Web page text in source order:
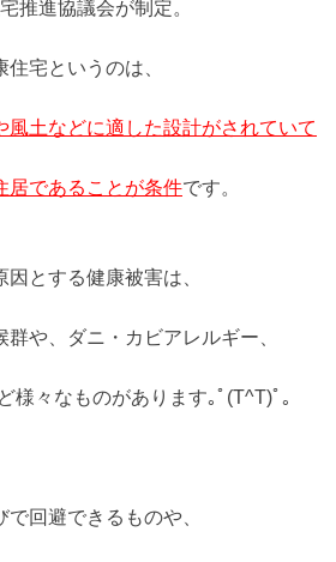
推進協議会が制定。
住宅というのは、
風土などに適した設計がされていて
居であることが条件です。
因とする健康被害は、
群や、ダニ・カビアレルギー、
様々なものがあります｡ﾟ(T^T)ﾟ｡
で回避できるものや、